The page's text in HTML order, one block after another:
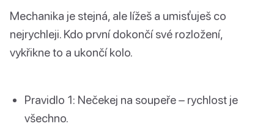
Mechanika je stejná, ale lížeš a umisťuješ co
nejrychleji. Kdo první dokončí své rozložení,
vykřikne to a ukončí kolo.
Pravidlo 1: Nečekej na soupeře – rychlost je
všechno.